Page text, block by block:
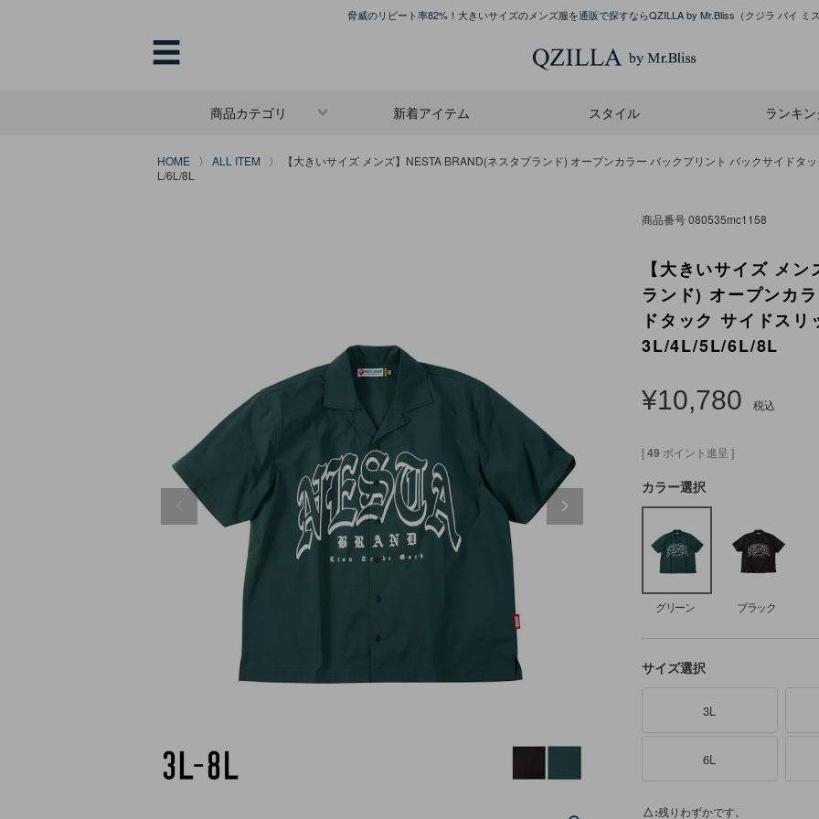
脅威のリピート率82%！大きいサイズのメンズ服を通販で探すならQZILLA by Mr.Bliss （クジラ バイ ミ
☰
商品カテゴリ 新着アイテム スタイル ランキ
HOME ALL ITEM
【大きいサイズ メンズ】NESTA BRAND(ネスタブランド) オープンカラー バックプリント バックサイドタ
L/6L/8L
商品番号080535mc1158
【大きいサイズ メ
ランド) オープンカ
ドタック サイドス
3L/4L/5L/6L/8L
¥10,780 税込
[49 ポイント進呈 ]
カラー選択
グリーン ブラック
サイズ選択
3L
6L
△ 残りわずかです。